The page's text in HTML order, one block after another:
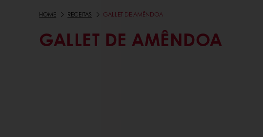
HOME RECEITAS GALLET DE AMÊNDOA
GALLET DE AMÊNDOA